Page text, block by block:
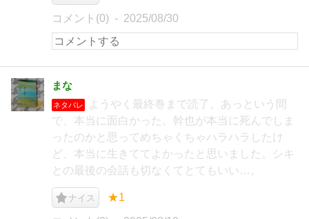
コメント(0) 2025/08/30
まな
ネタバレ
ようやく最終巻まで読了。あっという間
で、本当に面白かった。幹也が本当に死んでしま
ったのかと思ってめちゃくちゃハラハラしたけ
ど、本当に生きててよかったと思いました。シキ
との最後の会話も切なくてとてもいい…。
ナイス ★1